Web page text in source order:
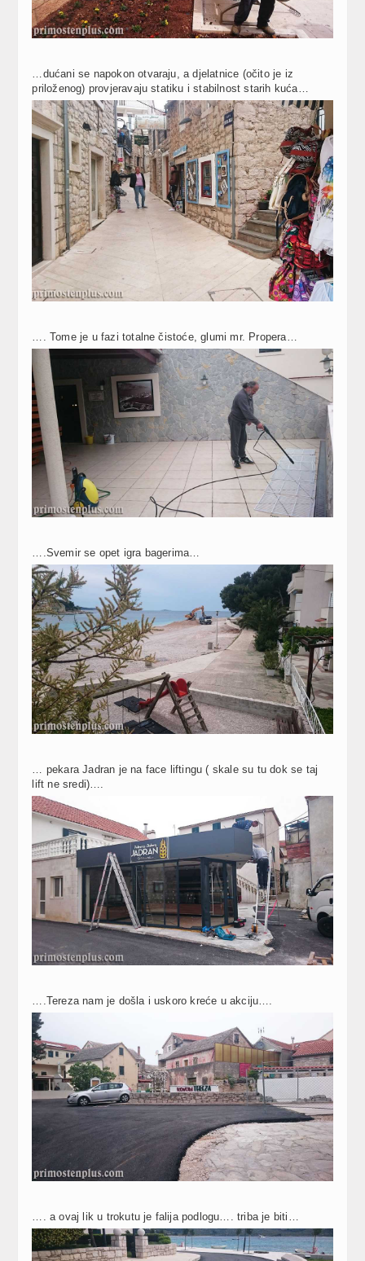
…dućani se napokon otvaraju, a djelatnice (očito je iz
priloženog) provjeravaju statiku i stabilnost starih kuća…
…. Tome je u fazi totalne čistoće, glumi mr. Propera…
….Svemir se opet igra bagerima…
… pekara Jadran je na face liftingu ( skale su tu dok se taj
lift ne sredi)….
….Tereza nam je došla i uskoro kreće u akciju….
…. a ovaj lik u trokutu je falija podlogu…. triba je biti…